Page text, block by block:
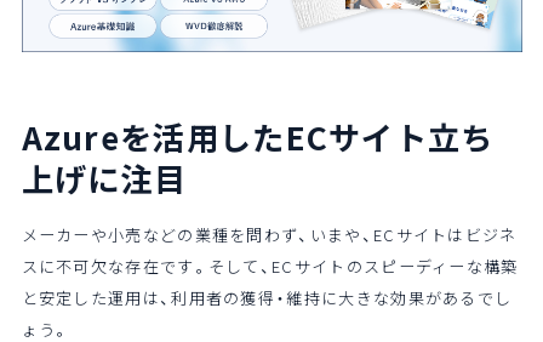
Azureを活用したECサイト立ち
上げに注目
メーカーや小売などの業種を問わず、いまや、ECサイトはビジネ
スに不可欠な存在です。そして、ECサイトのスピーディーな構築
と安定した運用は、利用者の獲得・維持に大きな効果があるでし
ょう。